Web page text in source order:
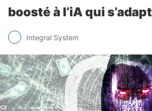
boosté à l’iA qui
Integral System